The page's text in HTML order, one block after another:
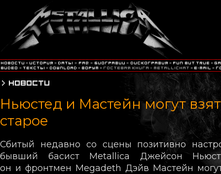
Ньюстед и Мастейн могут
старое
Cбитый недавно со сцены позитивно
бывший басист Metallica Джейсон
он и фронтмен Megadeth Дэйв Мастейн